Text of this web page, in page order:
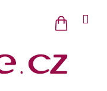
Nákupní
košík